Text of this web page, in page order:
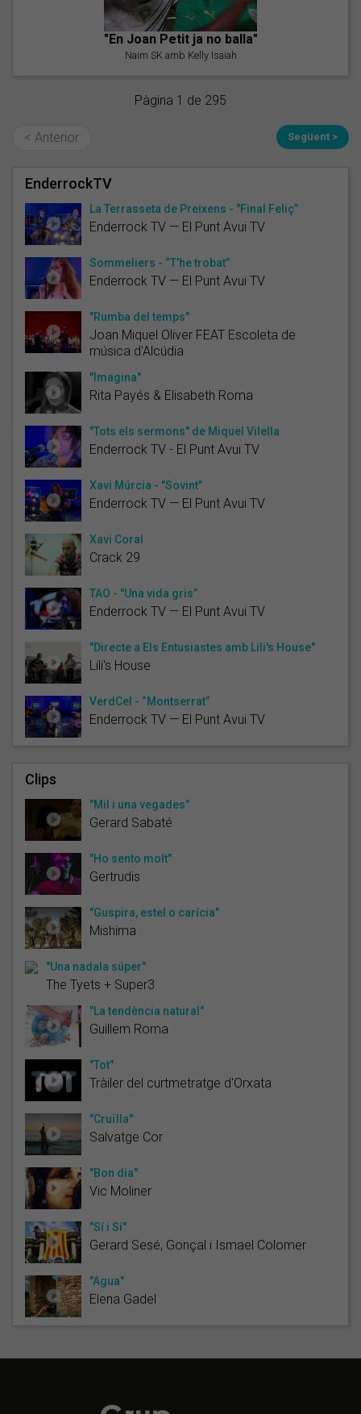
"En Joan Petit ja no balla"
Naim SK amb Kelly Isaiah
Pàgina 1 de 295
< Anterior Següent >
EnderrockTV
La Terrasseta de Preixens - "Final Feliç”
Enderrock TV — El Punt Avui TV
Sommeliers - “T’he trobat”
Enderrock TV — El Punt Avui TV
"Rumba del temps"
Joan Miquel Oliver FEAT Escoleta de
música d'Alcúdia
"Imagina"
Rita Payés & Elisabeth Roma
"Tots els sermons" de Miquel Vilella
Enderrock TV - El Punt Avui TV
Xavi Múrcia - "Sovint"
Enderrock TV — El Punt Avui TV
Xavi Coral
Crack 29
TAO - "Una vida gris”
Enderrock TV — El Punt Avui TV
"Directe a Els Entusiastes amb Lili's House"
Lili's House
VerdCel - “Montserrat”
Enderrock TV — El Punt Avui TV
Clips
"Mil i una vegades"
Gerard Sabaté
"Ho sento molt"
Gertrudis
"Guspira, estel o carícia"
Mishima
"Una nadala súper"
The Tyets + Super3
"La tendència natural"
Guillem Roma
"Tot"
Tràiler del curtmetratge d'Orxata
"Cruïlla"
Salvatge Cor
"Bon dia"
Vic Moliner
"Sí i Sí"
Gerard Sesé, Gonçal i Ismael Colomer
"Agua"
Elena Gadel